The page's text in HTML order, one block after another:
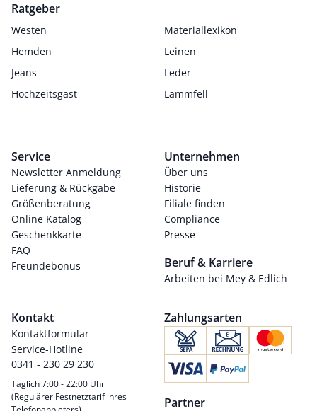
Ratgeber
Westen
Materiallexikon
Hemden
Leinen
Jeans
Leder
Hochzeitsgast
Lammfell
Service
Newsletter Anmeldung
Lieferung & Rückgabe
Größenberatung
Online Katalog
Geschenkkarte
FAQ
Freundebonus
Unternehmen
Über uns
Historie
Filiale finden
Compliance
Presse
Beruf & Karriere
Arbeiten bei Mey & Edlich
Kontakt
Kontaktformular
Service-Hotline
0341 - 230 29 230
Täglich 7:00 - 22:00 Uhr
(Regulärer Festnetztarif ihres
Zahlungsarten
Partner